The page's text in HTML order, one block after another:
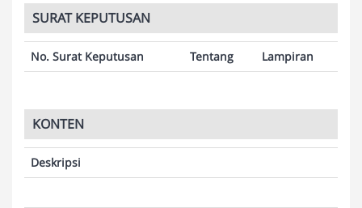
SURAT KEPUTUSAN
No. Surat Keputusan Tentang Lampiran
KONTEN
Deskripsi